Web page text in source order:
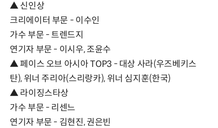
▲ 신인상
크리에이터 부문 - 이수인
가수 부문 - 트렌드지
연기자 부문 - 이시우, 조윤수
▲ 페이스 오브 아시아 TOP3 - 대상 사라(우즈베키스
탄), 위너 주리아(스리랑카), 위너 심지훈(한국)
▲ 라이징스타상
가수 부문 - 리센느
연기자 부문 - 김현진, 권은빈